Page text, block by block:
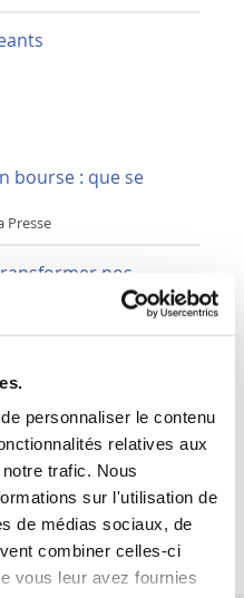
personnaliser le contenu
relatives aux
trafic. Nous
sur l'utilisation de
de médias sociaux, de
combiner celles-ci
vous leur avez fournies
des administrateurs
de
politiques
des
gouvernance ?
des conseils
bourse : que se
Presse
nos
au sein d’un
5 étapes
| Publié chez CPA Québec